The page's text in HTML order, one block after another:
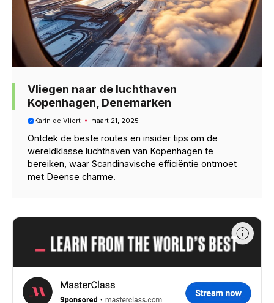
Vliegen naar de luchthaven
Kopenhagen, Denemarken
Karin de Vliert maart 21, 2025
Ontdek de beste routes en insider tips om de
wereldklasse luchthaven van Kopenhagen te
bereiken, waar Scandinavische efficiëntie ontmoet
met Deense charme.